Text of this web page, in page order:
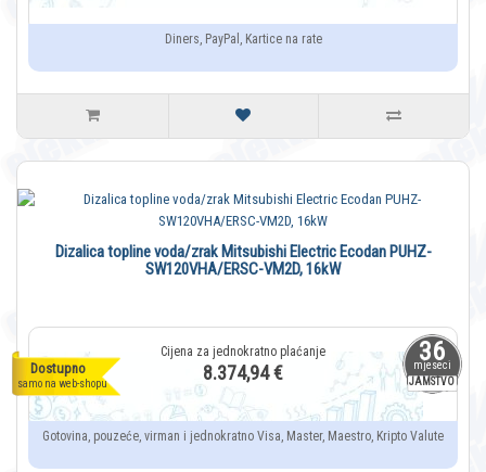
Diners, PayPal, Kartice na rate
36
mjeseci
JAMSTVO
Dostupno
samo na web-shopu
Dizalica topline voda/zrak Mitsubishi Electric Ecodan PUHZ-
SW120VHA/ERSC-VM2D, 16kW
8.374,94 €
Gotovina, pouzeće, virman i jednokratno Visa, Master, Maestro, Kripto Valute